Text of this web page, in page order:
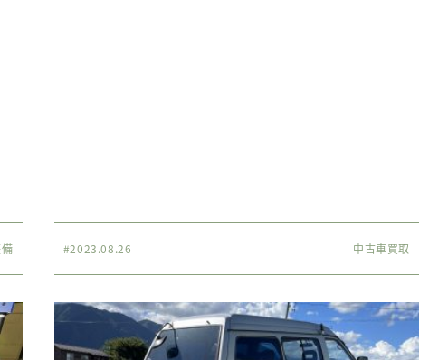
#2023.08.26 中古車買取